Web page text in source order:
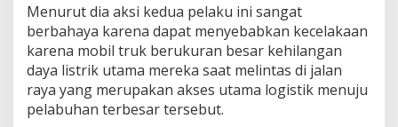
h
a
n
T
a
n
j
Menurut dia aksi kedua pelaku ini sangat
berbahaya karena dapat menyebabkan kecelakaan
karena mobil truk berukuran besar kehilangan
daya listrik utama mereka saat melintas di jalan
raya yang merupakan akses utama logistik menuju
pelabuhan terbesar tersebut.